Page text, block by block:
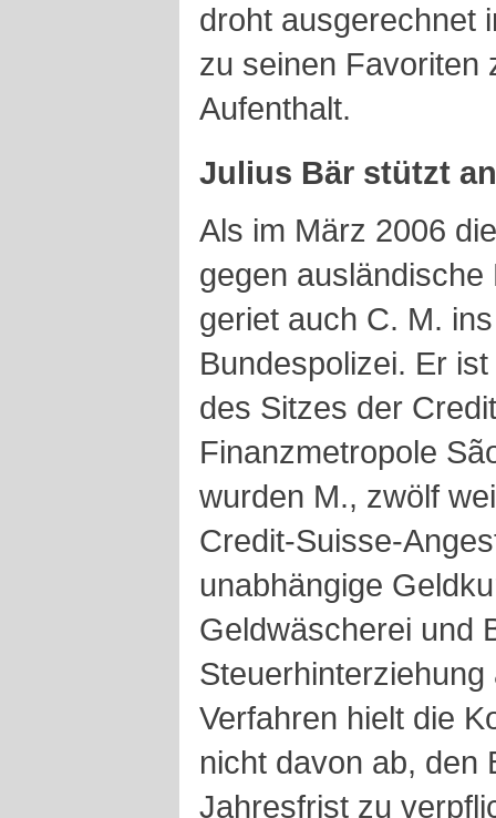
droht ausgerechnet
zu seinen Favoriten
Aufenthalt.
Julius Bär stützt
Als im März 2006
gegen
geriet auch C. M.
Bundespolizei. Er
des Sitzes der
Finanzmetropole
wurden M., zwölf
Credit-Suisse-
unabhängige
Geldwäscherei und
Verfahren hielt die
nicht davon ab, den
Jahresfrist zu